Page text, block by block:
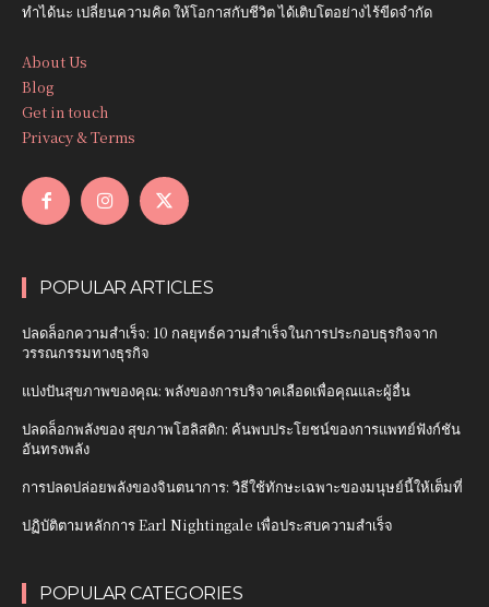
ทำได้นะ เปลี่ยนความคิด ให้โอกาสกับชีวิต ได้เติบโตอย่างไร้ขีดจำกัด
About Us
Blog
Get in touch
Privacy & Terms
POPULAR ARTICLES
ปลดล็อกความสำเร็จ: 10 กลยุทธ์ความสำเร็จในการประกอบธุรกิจจาก
วรรณกรรมทางธุรกิจ
แบ่งปันสุขภาพของคุณ: พลังของการบริจาคเลือดเพื่อคุณและผู้อื่น
ปลดล็อกพลังของ สุขภาพโฮลิสติก: ค้นพบประโยชน์ของการแพทย์ฟังก์ชัน
อันทรงพลัง
การปลดปล่อยพลังของจินตนาการ: วิธีใช้ทักษะเฉพาะของมนุษย์นี้ให้เต็มที่
ปฏิบัติตามหลักการ Earl Nightingale เพื่อประสบความสำเร็จ
POPULAR CATEGORIES